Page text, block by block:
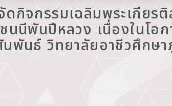
กิจกรรมเฉลิมพระเกียรติ
นนีพันปีหลวง เนื่องในโอ
พันธ์ วิทยาลัยอาชีวศึกษา